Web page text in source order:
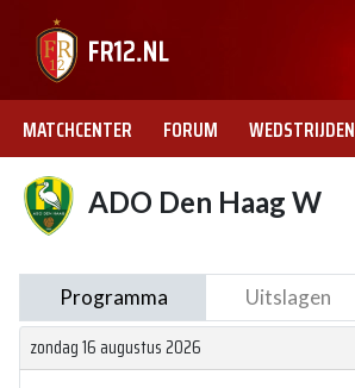
MATCHCENTER FORUM WEDSTRIJDEN
ADO Den Haag W
Programma Uitslagen
zondag 16 augustus 2026